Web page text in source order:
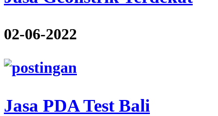
02-06-2022
Jasa PDA Test Bali